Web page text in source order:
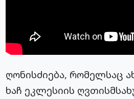
ღონისძიება, რომელსაც
ხაჩ ეკლესიის